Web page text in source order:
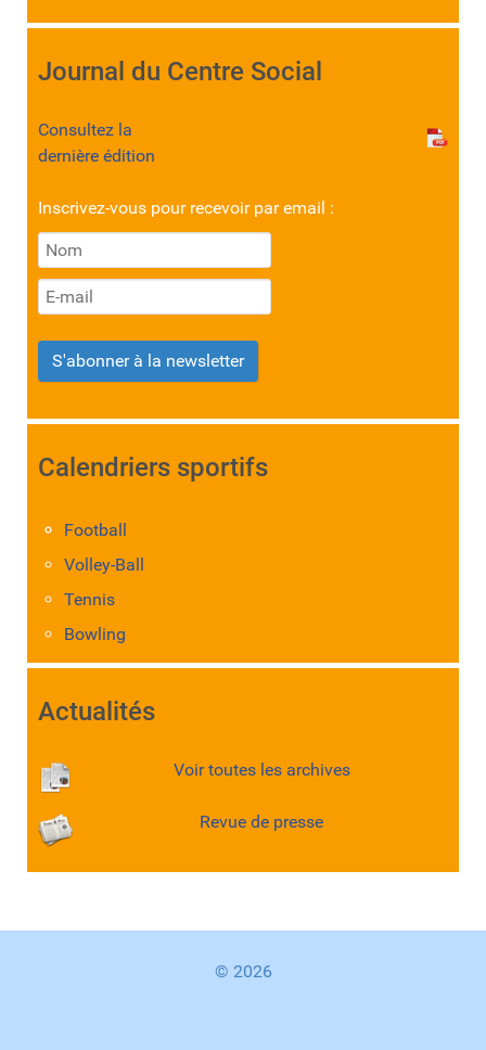
Journal du Centre Social
Consultez la
dernière édition
Inscrivez-vous pour recevoir par email :
S'abonner à la newsletter
Calendriers sportifs
Football
Volley-Ball
Tennis
Bowling
Actualités
Voir toutes les archives
Revue de presse
© 2026